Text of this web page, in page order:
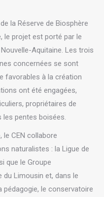
la Réserve de Biosphère
le projet est porté par le
Aquitaine. Les trois
concernées se sont
favorables à la création
ont été engagées,
propriétaires de
les pentes boisées.
le CEN collabore
naturalistes : la Ligue de
que le Groupe
Limousin et, dans le
pédagogie, le conservatoire